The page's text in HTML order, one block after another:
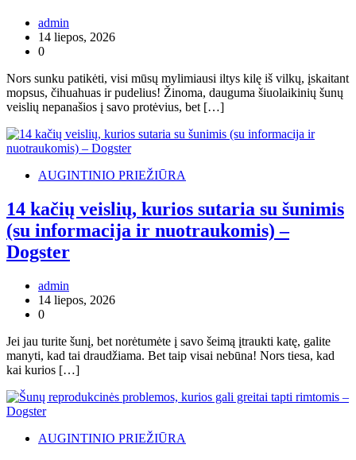
admin
14 liepos, 2026
0
Nors sunku patikėti, visi mūsų mylimiausi iltys kilę iš vilkų, įskaitant
mopsus, čihuahuas ir pudelius! Žinoma, dauguma šiuolaikinių šunų
veislių nepanašios į savo protėvius, bet […]
AUGINTINIO PRIEŽIŪRA
14 kačių veislių, kurios sutaria su šunimis
(su informacija ir nuotraukomis) –
Dogster
admin
14 liepos, 2026
0
Jei jau turite šunį, bet norėtumėte į savo šeimą įtraukti katę, galite
manyti, kad tai draudžiama. Bet taip visai nebūna! Nors tiesa, kad
kai kurios […]
AUGINTINIO PRIEŽIŪRA